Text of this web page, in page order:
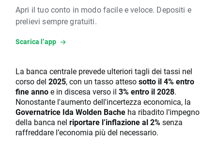
Apri il tuo conto in modo facile e veloce. Depositi e
prelievi sempre gratuiti.
Scarica l’app
La banca centrale prevede ulteriori tagli dei tassi nel
corso del 2025, con un tasso attesosotto il 4% entro
fine annoe in discesa verso il 3% entro il 2028.
Nonostante l'aumento dell'incertezza economica, la
Governatrice Ida Wolden Bache ha ribadito l’impegno
della banca nel riportare l’inflazione al 2%senza
raffreddare l’economia più del necessario.